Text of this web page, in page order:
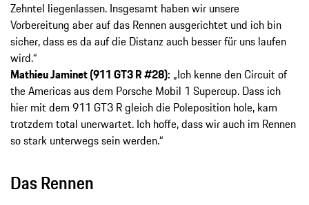
Zehntel liegenlassen. Insgesamt haben wir unsere
Vorbereitung aber auf das Rennen ausgerichtet und ich bin
sicher, dass es da auf die Distanz auch besser für uns laufen
wird.“
Mathieu Jaminet (911 GT3 R #28): „Ich kenne den Circuit of
the Americas aus dem Porsche Mobil 1 Supercup. Dass ich
hier mit dem 911 GT3 R gleich die Poleposition hole, kam
trotzdem total unerwartet. Ich hoffe, dass wir auch im Rennen
so stark unterwegs sein werden.“
Das Rennen